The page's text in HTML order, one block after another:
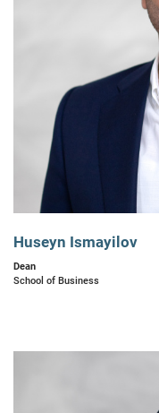
Huseyn Ismayilov
Dean
School of Business